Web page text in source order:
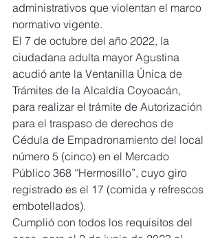
administrativos que violentan el marco
normativo vigente.
El 7 de octubre del año 2022, la
ciudadana adulta mayor Agustina
acudió ante la Ventanilla Única de
Trámites de la Alcaldía Coyoacán,
para realizar el trámite de Autorización
para el traspaso de derechos de
Cédula de Empadronamiento del local
número 5 (cinco) en el Mercado
Público 368 “Hermosillo”, cuyo giro
registrado es el 17 (comida y refrescos
embotellados).
Cumplió con todos los requisitos del